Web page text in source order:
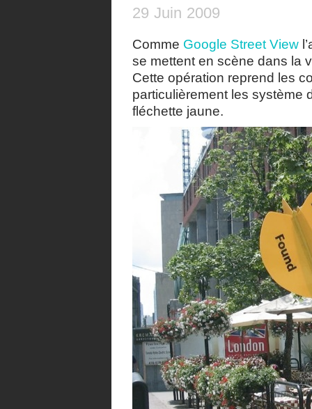
29 Juin 2009
Comme Google Street View
se mettent en scène dans la
Cette opération reprend les
particulièrement les système
fléchette jaune.